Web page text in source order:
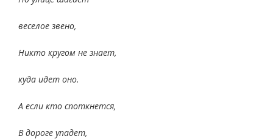
веселое звено,
Никто кругом не знает,
куда идет оно.
А если кто споткнется,
В дороге упадет,